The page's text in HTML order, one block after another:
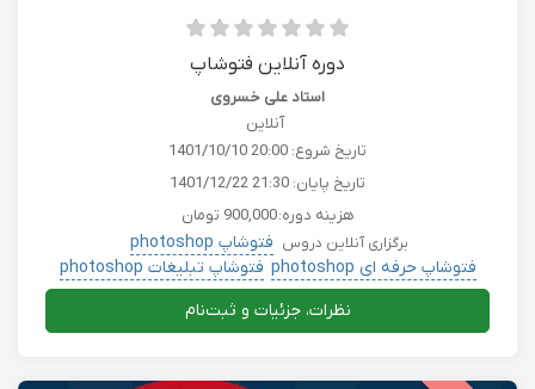
دوره آنلاین فتوشاپ
استاد علی خسروی
آنلاین
تاریخ شروع: 1401/10/10 20:00
تاریخ پایان: 1401/12/22 21:30
هزینه دوره:900,000 تومان
برگزاری آنلاین دروس فتوشاپ photoshop
فتوشاپ حرفه ای photoshop
فتوشاپ تبلیغات photoshop
نظرات، جزئیات و ثبت‌نام